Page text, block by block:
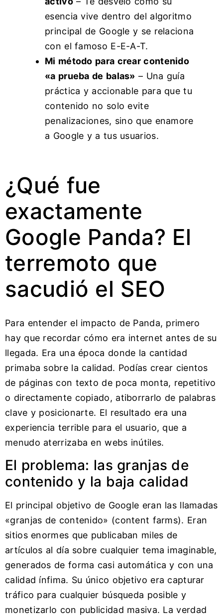
esencia vive dentro del algoritmo
principal de Google y se relaciona
con el famoso E-E-A-T.
Mi método para crear contenido
«a prueba de balas» – Una guía
práctica y accionable para que tu
contenido no solo evite
penalizaciones, sino que enamore
a Google y a tus usuarios.
¿Qué fue
exactamente
Google Panda? El
terremoto que
sacudió el SEO
Para entender el impacto de Panda, primero
hay que recordar cómo era internet antes de su
llegada. Era una época donde la cantidad
primaba sobre la calidad. Podías crear cientos
de páginas con texto de poca monta, repetitivo
o directamente copiado, atiborrarlo de palabras
clave y posicionarte. El resultado era una
experiencia terrible para el usuario, que a
menudo aterrizaba en webs inútiles.
El problema: las granjas de
contenido y la baja calidad
El principal objetivo de Google eran las llamadas
«granjas de contenido» (content farms). Eran
sitios enormes que publicaban miles de
artículos al día sobre cualquier tema imaginable,
generados de forma casi automática y con una
calidad ínfima. Su único objetivo era capturar
tráfico para cualquier búsqueda posible y
monetizarlo con publicidad masiva. La verdad